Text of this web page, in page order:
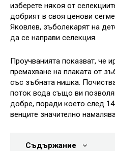
изберете някоя от
добрият в своя ценови
Яковлев, зъболекарят на
да се направи селекция.
Проучванията показват, че
премахване на плаката от
със зъбната нишка.
поток вода също ви
добре, поради което след
венците значително
Съдържание